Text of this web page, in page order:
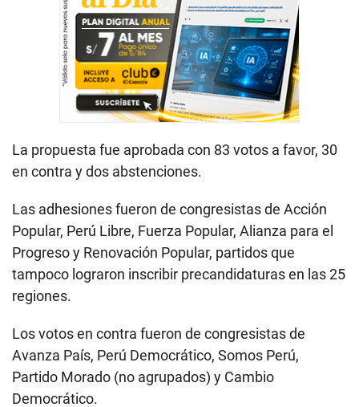
La propuesta fue aprobada con 83 votos a favor, 30
en contra y dos abstenciones.
Las adhesiones fueron de congresistas de Acción
Popular, Perú Libre, Fuerza Popular, Alianza para el
Progreso y Renovación Popular, partidos que
tampoco lograron inscribir precandidaturas en las 25
regiones.
Los votos en contra fueron de congresistas de
Avanza País, Perú Democrático, Somos Perú,
Partido Morado (no agrupados) y Cambio
Democrático.